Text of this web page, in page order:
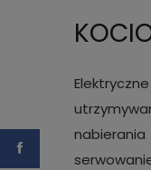
nabierania